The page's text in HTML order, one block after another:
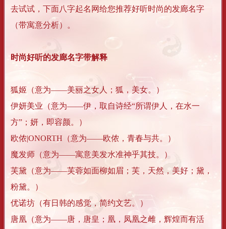
去试试，下面八字起名网给您推荐好听时尚的发廊名字
（带寓意分析）。
时尚好听的发廊名字带解释
狐姬（意为——美丽之女人；狐，美女。）
伊妍美业（意为——伊，取自诗经“所谓伊人，在水一
方”；妍，即容颜。）
欧侬|ONORTH（意为——欧侬，青春与共。）
魔发师（意为——寓意美发水准神乎其技。）
芙黛（意为——芙蓉如面柳如眉；芙，天然，美好；黛，
粉黛。）
优诺坊（有日韩的感觉，简约文艺。）
唐凰（意为——唐，唐皇；凰，凤凰之雌，辉煌而有活